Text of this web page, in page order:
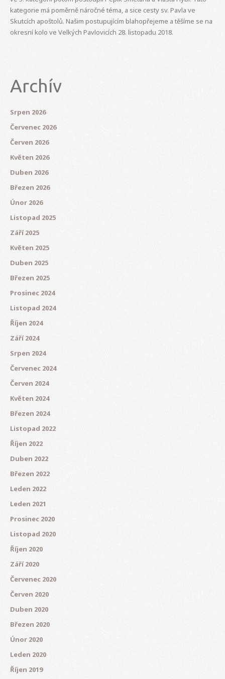
kategorie má poměrně náročné téma, a sice cesty sv. Pavla ve
Skutcích apoštolů. Našim postupujícím blahopřejeme a těšíme se na
okresní kolo ve Velkých Pavlovicích 28. listopadu 2018.
Archív
Srpen 2026
Červenec 2026
Červen 2026
Květen 2026
Duben 2026
Březen 2026
Únor 2026
Listopad 2025
Září 2025
Květen 2025
Duben 2025
Březen 2025
Prosinec 2024
Listopad 2024
Říjen 2024
Září 2024
Srpen 2024
Červenec 2024
Červen 2024
Květen 2024
Březen 2024
Listopad 2022
Říjen 2022
Duben 2022
Březen 2022
Leden 2022
Leden 2021
Prosinec 2020
Listopad 2020
Říjen 2020
Září 2020
Červenec 2020
Červen 2020
Duben 2020
Březen 2020
Únor 2020
Leden 2020
Říjen 2019